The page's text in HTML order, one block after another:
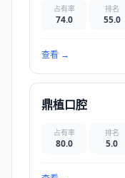
占有率
74.0
排名
55.0
查看 →
鼎植口腔
占有率
80.0
排名
5.0